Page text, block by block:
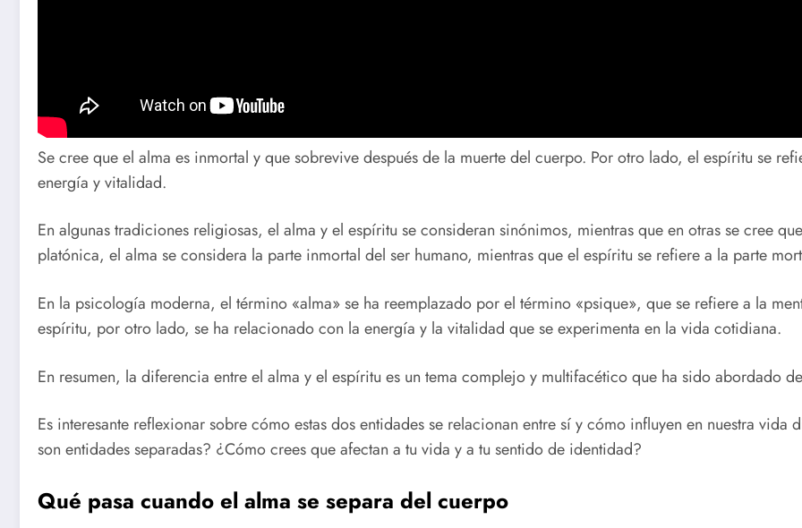
Se cree que el alma es inmortal y que sobrevive después de la muerte del cuerpo. Por otro lado, el espíritu se
energía y vitalidad.
En algunas tradiciones religiosas, el alma y el espíritu se consideran sinónimos, mientras que en otras se cree
platónica, el alma se considera la parte inmortal del ser humano, mientras que el espíritu se refiere a la parte
En la psicología moderna, el término «alma» se ha reemplazado por el término «psique», que se refiere a la
espíritu, por otro lado, se ha relacionado con la energía y la vitalidad que se experimenta en la vida cotidiana.
En resumen, la diferencia entre el alma y el espíritu es un tema complejo y multifacético que ha sido abordado
Es interesante reflexionar sobre cómo estas dos entidades se relacionan entre sí y cómo influyen en nuestra
son entidades separadas? ¿Cómo crees que afectan a tu vida y a tu sentido de identidad?
Qué pasa cuando el alma se separa del cuerpo